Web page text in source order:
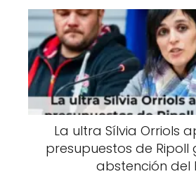
La ultra Sílvia Orriols
presupuestos de Ripoll
abstención del